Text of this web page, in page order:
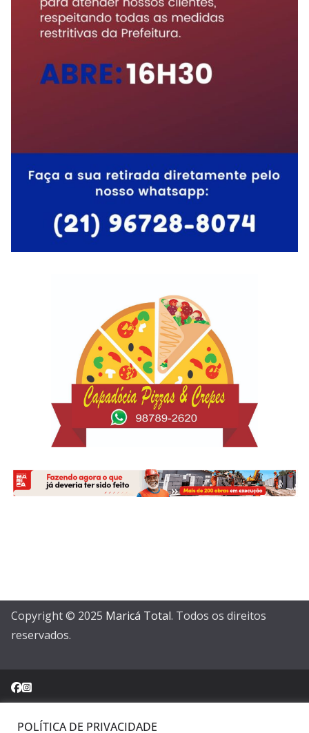
Copyright © 2025 Maricá Total. Todos os direitos
reservados.
POLÍTICA DE PRIVACIDADE